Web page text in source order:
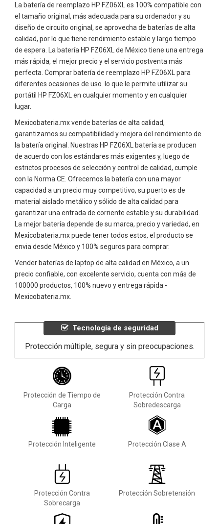
La batería de reemplazo HP FZ06XL es 100% compatible con
el tamaño original, más adecuada para su ordenador y su
diseño de circuito original, se aprovecha de baterías de alta
calidad, por lo que tiene rendimiento estable y largo tiempo
de espera. La batería HP FZ06XL de México tiene una entrega
más rápida, el mejor precio y el servicio postventa más
perfecta. Comprar batería de reemplazo HP FZ06XL para
diferentes ocasiones de uso. lo que le permite utilizar su
portátil HP FZ06XL en cualquier momento y en cualquier
lugar.
Mexicobateria.mx vende baterías de alta calidad,
garantizamos su compatibilidad y mejora del rendimiento de
la batería original. Nuestras HP FZ06XL batería se producen
de acuerdo con los estándares más exigentes y, luego de
estrictos procesos de selección y control de calidad, cumple
con la Norma CE. Ofrecemos la batería con una mayor
capacidad a un precio muy competitivo, su puerto es de
material aislado metálico y sólido de alta calidad para
garantizar una entrada de corriente estable y su durabilidad.
La mejor batería depende de su marca, precio y variedad, en
Mexicobateria.mx puede tener todos estos, el producto se
envia desde México y 100% seguros para comprar.
Vender baterías de laptop de alta calidad en México, a un
precio confiable, con excelente servicio, cuenta con más de
100000 productos, 100% nuevo y entrega rápida -
Mexicobateria.mx.
Tecnologia de seguridad
Protección múltiple, segura y sin preocupaciones.
Protección de Tiempo de
Carga
Protección Contra
Sobredescarga
Protección Inteligente Protección Clase A
Protección Contra
Sobrecarga
Protección Sobretensión